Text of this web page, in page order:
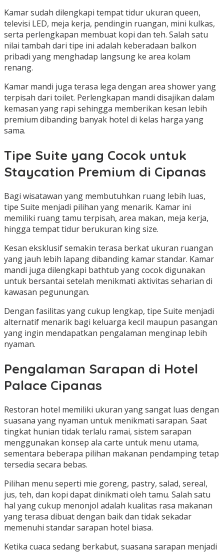
Kamar sudah dilengkapi tempat tidur ukuran queen,
televisi LED, meja kerja, pendingin ruangan, mini kulkas,
serta perlengkapan membuat kopi dan teh. Salah satu
nilai tambah dari tipe ini adalah keberadaan balkon
pribadi yang menghadap langsung ke area kolam
renang.
Kamar mandi juga terasa lega dengan area shower yang
terpisah dari toilet. Perlengkapan mandi disajikan dalam
kemasan yang rapi sehingga memberikan kesan lebih
premium dibanding banyak hotel di kelas harga yang
sama.
Tipe Suite yang Cocok untuk
Staycation Premium di Cipanas
Bagi wisatawan yang membutuhkan ruang lebih luas,
tipe Suite menjadi pilihan yang menarik. Kamar ini
memiliki ruang tamu terpisah, area makan, meja kerja,
hingga tempat tidur berukuran king size.
Kesan eksklusif semakin terasa berkat ukuran ruangan
yang jauh lebih lapang dibanding kamar standar. Kamar
mandi juga dilengkapi bathtub yang cocok digunakan
untuk bersantai setelah menikmati aktivitas seharian di
kawasan pegunungan.
Dengan fasilitas yang cukup lengkap, tipe Suite menjadi
alternatif menarik bagi keluarga kecil maupun pasangan
yang ingin mendapatkan pengalaman menginap lebih
nyaman.
Pengalaman Sarapan di Hotel
Palace Cipanas
Restoran hotel memiliki ukuran yang sangat luas dengan
suasana yang nyaman untuk menikmati sarapan. Saat
tingkat hunian tidak terlalu ramai, sistem sarapan
menggunakan konsep ala carte untuk menu utama,
sementara beberapa pilihan makanan pendamping tetap
tersedia secara bebas.
Pilihan menu seperti mie goreng, pastry, salad, sereal,
jus, teh, dan kopi dapat dinikmati oleh tamu. Salah satu
hal yang cukup menonjol adalah kualitas rasa makanan
yang terasa dibuat dengan baik dan tidak sekadar
memenuhi standar sarapan hotel biasa.
Ketika cuaca sedang berkabut, suasana sarapan menjadi